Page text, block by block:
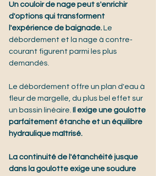
Un couloir de nage peut s'enrichir
d'options qui transforment
l'expérience de baignade. Le
débordement et la nage à contre-
courant figurent parmi les plus
demandés.
Le débordement offre un plan d'eau à
fleur de margelle, du plus bel effet sur
un bassin linéaire. Il exige une goulotte
parfaitement étanche et un équilibre
hydraulique maîtrisé.
La continuité de l'étanchéité jusque
dans la goulotte exige une soudure